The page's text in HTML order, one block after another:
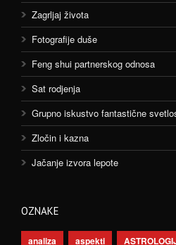
Zagrljaj života
Fotografije duše
Feng shui partnerskog odnosa
Sat rodjenja
Grupno iskustvo fantastične
Zločin i kazna
Jačanje izvora lepote
OZNAKE
analiza aspekti